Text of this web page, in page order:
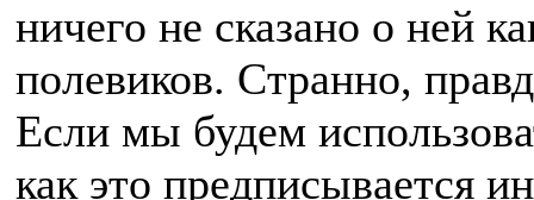
ничего не сказано о ней
полевиков. Странно,
Если мы будем
как это предписывается